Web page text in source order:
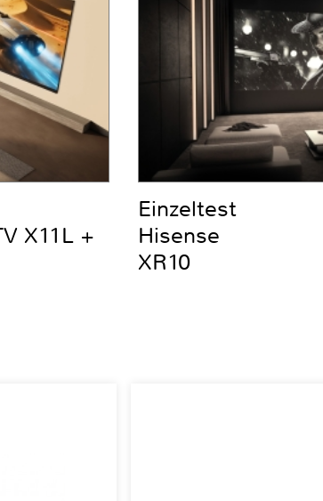
X11L +
Einzeltest
Hisense
XR10